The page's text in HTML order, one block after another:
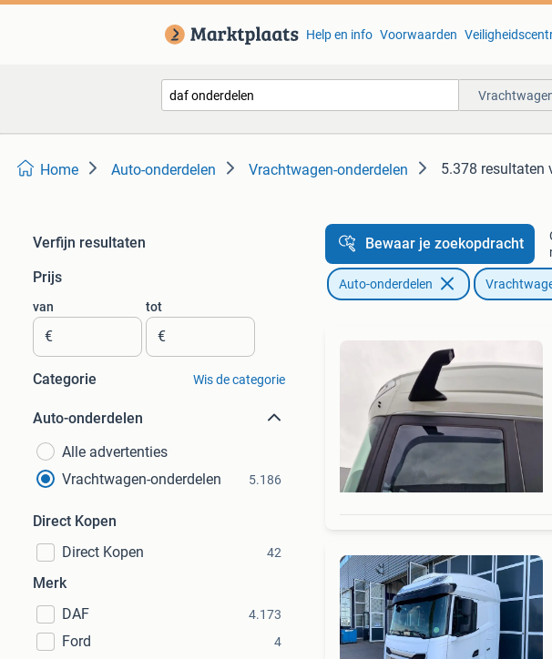
Help en info Voorwaarden
Home Auto-onderdelen Vrachtwagen-onderdelen 5.378 resultaten
Verfijn resultaten
Prijs
van
€
tot
€
Categorie Wis de categorie
Auto-onderdelen
Alle advertenties
Vrachtwagen-onderdelen
5.186
Direct Kopen
Direct Kopen
42
Merk
DAF
4.173
Ford 4
Bewaar je zoekopdracht
Auto-onderdelen